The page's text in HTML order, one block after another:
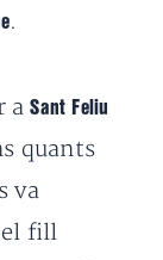
.
aSant Feliu
quants
va
el fill